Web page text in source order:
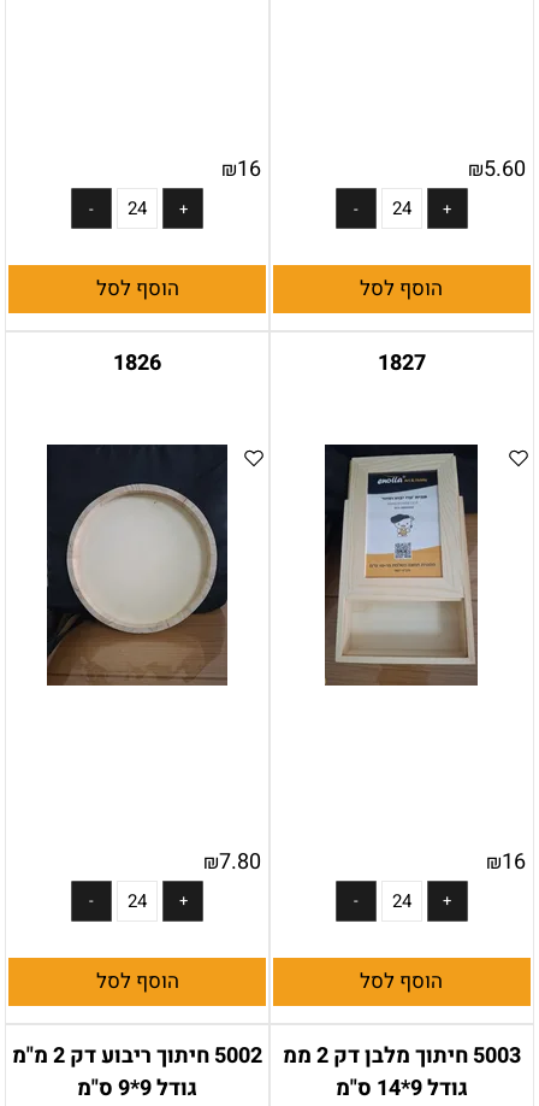
₪5.60
הוסף לסל
₪16
הוסף לסל
1827
₪16
הוסף לסל
1826
₪7.80
הוסף לסל
5003 חיתוך מלבן דק 2 ממ
גודל 9*14 ס"מ
5002 חיתוך ריבוע דק 2 מ"מ
גודל 9*9 ס"מ